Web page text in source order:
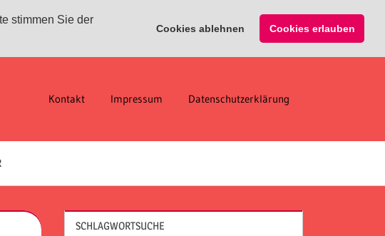
stimmen Sie der
Cookies ablehnen Cookies erlauben
Kontakt Impressum Datenschutzerklärung
SCHLAGWORTSUCHE